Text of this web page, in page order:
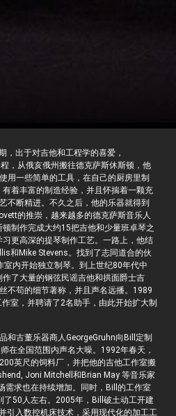
，出于对吉他和工程学的喜爱，
，从俄亥俄州搬往德克萨斯休斯顿，他
用一些简单的工具，在自己的厨房里制
着丰富的制造经验，并且怀揣着一颗充
不断精进。不久之后，他的乐器就得到
的推崇，越来越多的德克萨斯音乐人
制作完成大约15把吉他和少量班卓琴之
更高深的提琴制作工艺。一路上，他结
和Mike Stevens。找到了志同道合的伙
内开始独立制琴。到上世纪80年代中
了大量的钢弦民谣吉他和拱面爵士吉
不苟的细节著称，并且声名远播。1989
室，并聘请了2名助手，由此开始扩大制
和古董乐器商人GeorgeGruhn向Bill定制
在全国范围内声名大噪。1992年春天，
英尺的饲料厂，并把他的吉他工作室搬
Joni Mitchell和Brian May 等音乐家
需求也在持续增加。同时，Bill的工作室
了50人左右。2005年，Bill破土动工开建
引入数控机床技术，采用现代化的加工工